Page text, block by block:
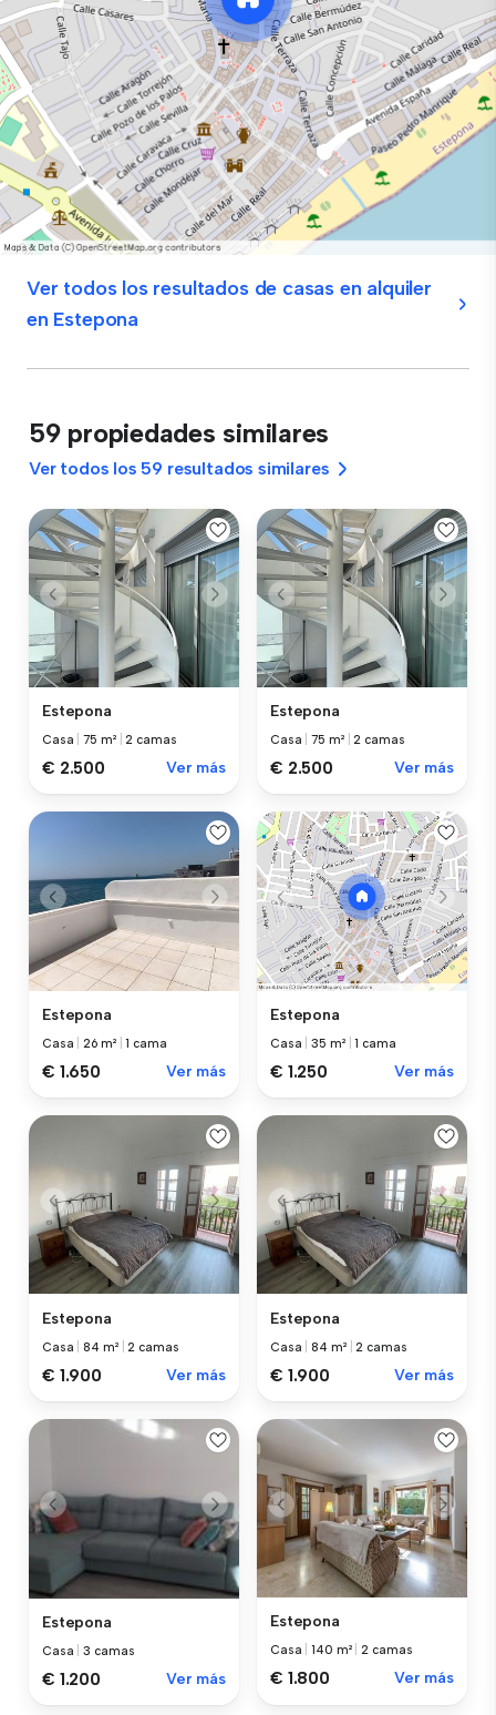
Ver todos los resultados de casas en alquiler
en Estepona
59 propiedades similares
Ver todos los 59 resultados similares
Estepona
Casa |75 m² |2 camas
€ 2.500 Ver más
Estepona
Casa |75 m² |2 camas
€ 2.500 Ver más
Estepona
Casa |26 m² |1 cama
€ 1.650 Ver más
Estepona
Casa |35 m² |1 cama
€ 1.250 Ver más
Estepona
Casa |84 m² |2 camas
€ 1.900 Ver más
Estepona
Casa |84 m² |2 camas
€ 1.900 Ver más
Estepona
Casa |3 camas
€ 1.200 Ver más
Estepona
Casa |140 m² |2 camas
€ 1.800 Ver más